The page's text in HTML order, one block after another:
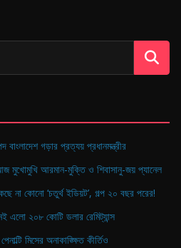
বাংলাদেশ গড়ার প্রত্যয় প্রধানমন্ত্রীর
আজ মুখোমুখি আরমান-মুক্তি ও শিবাসানু-জয় প্যানেল
না কোনো ‘চতুর্থ ইডিয়ট’, গল্প ২০ বছর পরের!
এলো ২০৮ কোটি ডলার রেমিট্যান্স
মিসের অনাকাঙ্ক্ষিত কীর্তিও